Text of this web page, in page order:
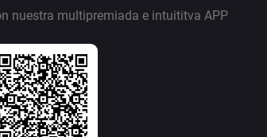
nuestra multipremiada e intuititva APP